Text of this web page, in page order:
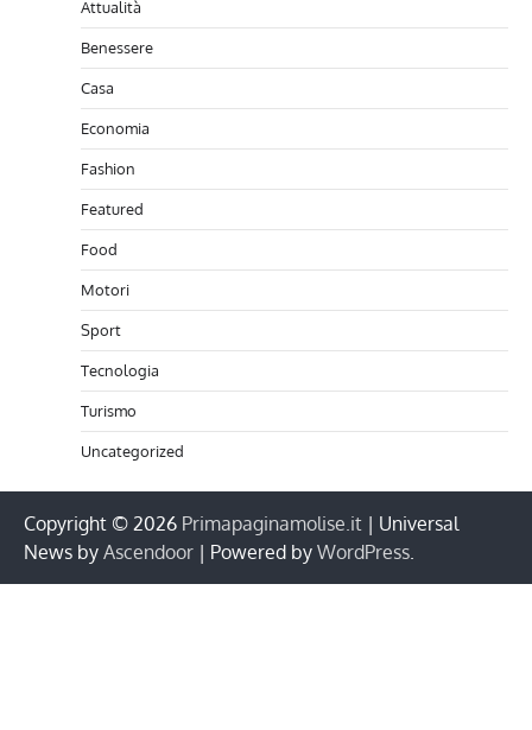
Attualità
Benessere
Casa
Economia
Fashion
Featured
Food
Motori
Sport
Tecnologia
Turismo
Uncategorized
Copyright © 2026 Primapaginamolise.it | Universal
News by Ascendoor | Powered by WordPress